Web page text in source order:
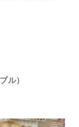
ル）